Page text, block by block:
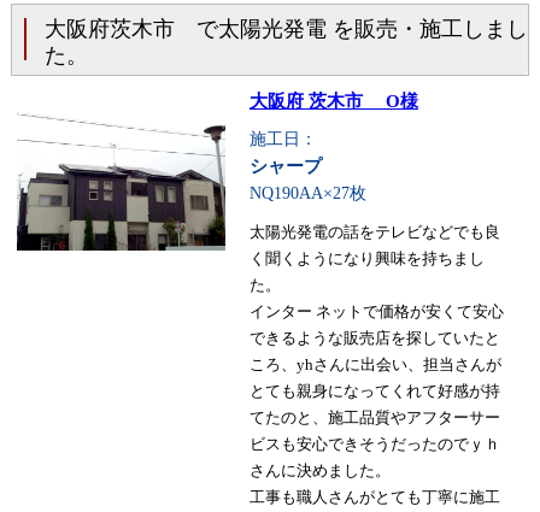
大阪府茨木市 で太陽光発電 を販売・施工しまし
た。
大阪府 茨木市 O様
施工日：
シャープ
NQ190AA×27枚
太陽光発電の話をテレビなどでも良
く聞くようになり興味を持ちまし
た。
インター ネットで価格が安くて安心
できるような販売店を探していたと
ころ、yhさんに出会い、担当さんが
とても親身になってくれて好感が持
てたのと、施工品質やアフターサー
ビスも安心できそうだったのでｙｈ
さんに決めました。
工事も職人さんがとても丁寧に施工